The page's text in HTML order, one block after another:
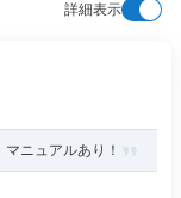
詳細表示
ニュアルあり！